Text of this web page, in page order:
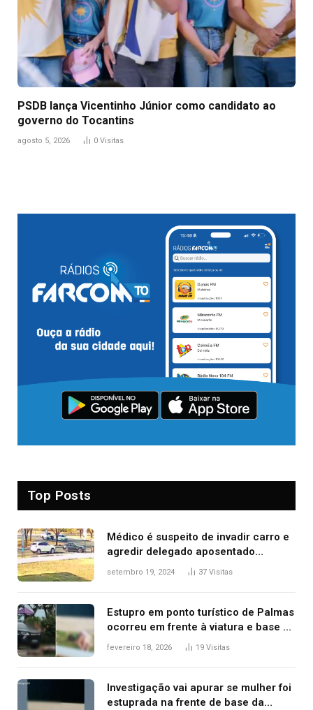
PSDB lança Vicentinho Júnior como candidato ao
governo do Tocantins
agosto 5, 2026 0 Visitas
Top Posts
Médico é suspeito de invadir carro e
agredir delegado aposentado
durante confusão no trânsito
setembro 19, 2024 37 Visitas
Estupro em ponto turístico de Palmas
ocorreu em frente à viatura e base de
segurança; polícia investiga
fevereiro 18, 2026 19 Visitas
Investigação vai apurar se mulher foi
estuprada na frente de base da